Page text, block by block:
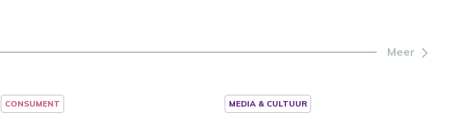
Meer
CONSUMENT MEDIA & CULTUUR